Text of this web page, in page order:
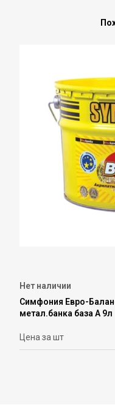
Нет наличии
Симфония Евро-
метал.банка база А 9л
Цена за шт